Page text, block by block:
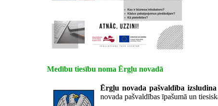
Medību tiesību noma Ērgļu novadā
Ērgļu novada pašvaldība
novada pašvaldības īpašumā un